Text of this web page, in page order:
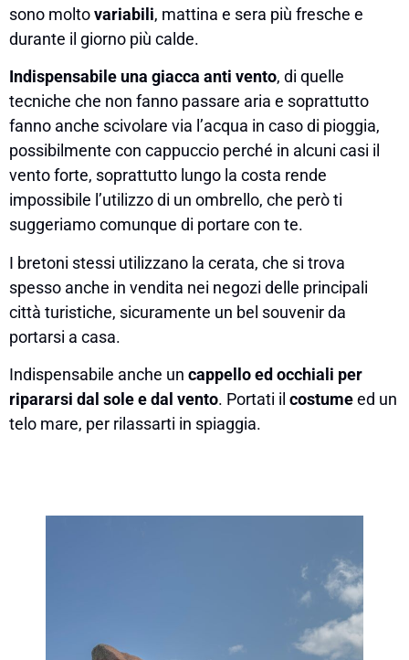
sono moltovariabili, mattina e sera più fresche e
durante il giorno più calde.
Indispensabile una giacca anti vento, di quelle
tecniche che non fanno passare aria e soprattutto
fanno anche scivolare via l’acqua in caso di pioggia,
possibilmente con cappuccio perché in alcuni casi il
vento forte, soprattutto lungo la costa rende
impossibile l’utilizzo di un ombrello, che però ti
suggeriamo comunque di portare con te.
I bretoni stessi utilizzano la cerata, che si trova
spesso anche in vendita nei negozi delle principali
città turistiche, sicuramente un bel souvenir da
portarsi a casa.
Indispensabile anche un cappello ed occhiali per
ripararsi dal sole e dal vento. Portati il costumeed un
telo mare, per rilassarti in spiaggia.